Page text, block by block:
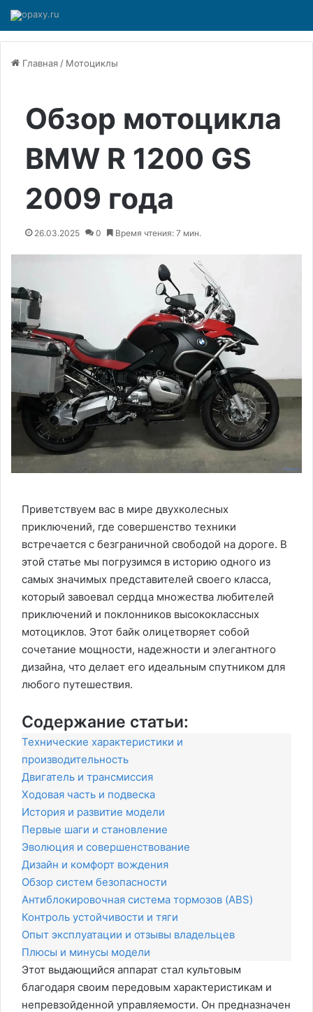
Главная / Мотоциклы
Обзор мотоцикла
BMW R 1200 GS
2009 года
26.03.2025 0 Время чтения: 7 мин.
Приветствуем вас в мире двухколесных
приключений, где совершенство техники
встречается с безграничной свободой на дороге. В
этой статье мы погрузимся в историю одного из
самых значимых представителей своего класса,
который завоевал сердца множества любителей
приключений и поклонников высококлассных
мотоциклов. Этот байк олицетворяет собой
сочетание мощности, надежности и элегантного
дизайна, что делает его идеальным спутником для
любого путешествия.
Содержание статьи:
Технические характеристики и
производительность
Двигатель и трансмиссия
Ходовая часть и подвеска
История и развитие модели
Первые шаги и становление
Эволюция и совершенствование
Дизайн и комфорт вождения
Обзор систем безопасности
Антиблокировочная система тормозов (ABS)
Контроль устойчивости и тяги
Опыт эксплуатации и отзывы владельцев
Плюсы и минусы модели
Этот выдающийся аппарат стал культовым
благодаря своим передовым характеристикам и
непревзойденной управляемости. Он предназначен